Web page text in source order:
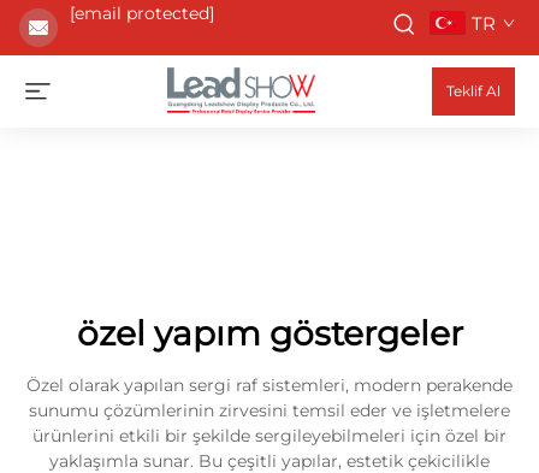
[email protected] TR
Teklif Al
özel yapım göstergeler
Özel olarak yapılan sergi raf sistemleri, modern perakende
sunumu çözümlerinin zirvesini temsil eder ve işletmelere
ürünlerini etkili bir şekilde sergileyebilmeleri için özel bir
yaklaşımla sunar. Bu çeşitli yapılar, estetik çekicilikle